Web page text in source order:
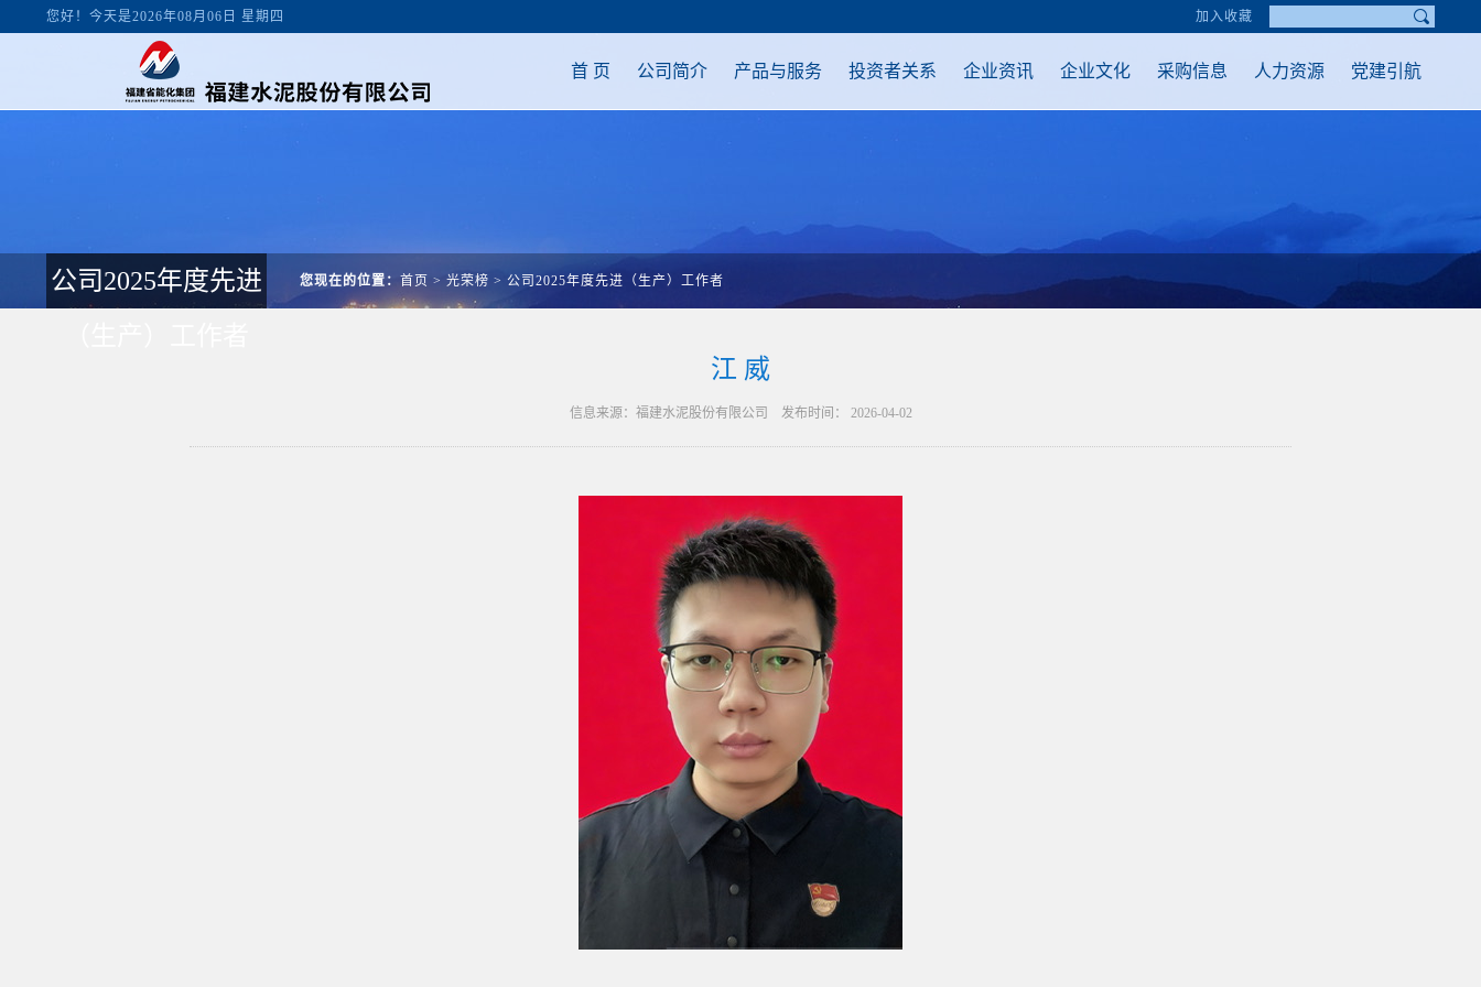
您好！今天是2026年08月06日 星期四 加入收藏
首 页 公司简介 产品与服务 投资者关系 企业资讯 企业文化 采购信息 人力资源 党建引航
公司2025年度先进
您现在的位置： 首页 > 光荣榜 > 公司2025年度先进（生产）工作者
江 威
信息来源：福建水泥股份有限公司 发布时间： 2026-04-02